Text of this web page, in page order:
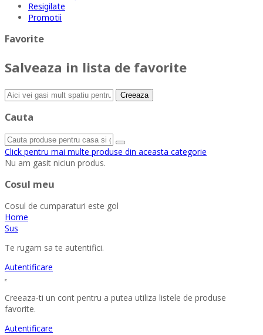
Resigilate
Promotii
Favorite
Salveaza in lista de favorite
Creeaza
Cauta
Click pentru mai multe produse din aceasta categorie
Nu am gasit niciun produs.
Cosul meu
Cosul de cumparaturi este gol
Home
Sus
Te rugam sa te autentifici.
Autentificare
Creeaza-ti un cont pentru a putea utiliza listele de produse
favorite.
Autentificare